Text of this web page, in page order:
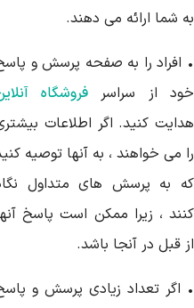
شما ارائه می دهند.
افراد را به صفحه پرسش و پاسخ
از سراسر
فروشگاه آنلاین
کنید. اگر اطلاعات بیشتری
می خواهند ، به آنها توصیه کنید
به پرسش های متداول نگاه
، زیرا ممکن است پاسخ آنها
قبل در آنجا باشد.
اگر تعداد زیادی پرسش و پاسخ